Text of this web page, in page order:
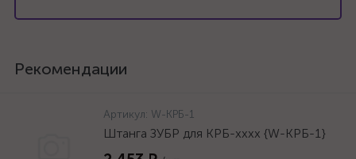
Рекомендации
Артикул: W-КРБ-1
Штанга ЗУБР для КРБ-хххх {W-КРБ-1}